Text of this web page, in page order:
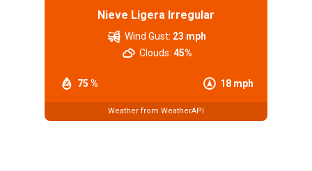
Nieve Ligera Irregular
75 % 18 mph
Wind Gust: 23 mph
Clouds: 45%
Weather from WeatherAPI